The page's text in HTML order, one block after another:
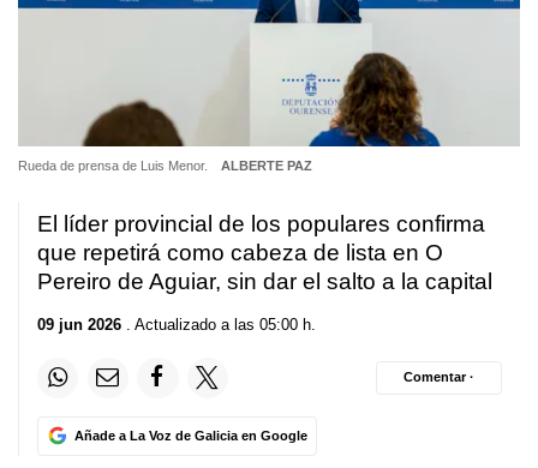
Rueda de prensa de Luis Menor. ALBERTE PAZ
El líder provincial de los populares confirma
que repetirá como cabeza de lista en O
Pereiro de Aguiar, sin dar el salto a la capital
09 jun 2026 . Actualizado a las 05:00 h.
Añade a La Voz de Galicia en Google
Comentar ·